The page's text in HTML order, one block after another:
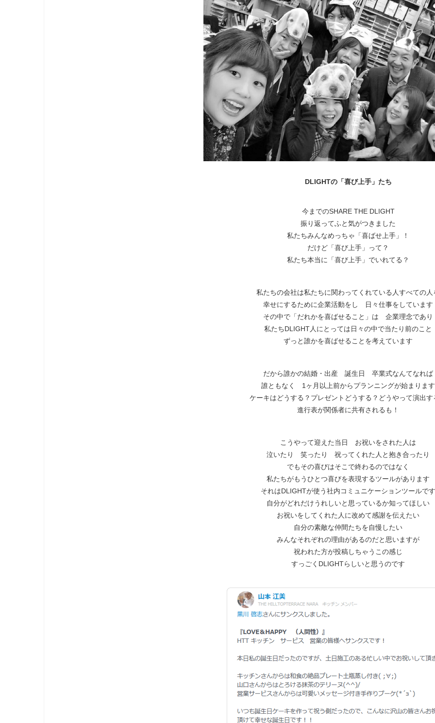
DLIGHTの「喜び上手」たち
今までのSHARE THE DLIGHT
振り返ってふと気がつきました
私たちみんなめっちゃ「喜ばせ上手」！
だけど「喜び上手」って？
私たち本当に「喜び上手」でいれてる？
私たちの会社は私たちに関わってくれている人すべての人
幸せにするために企業活動をし 日々仕事をしています
その中で「だれかを喜ばせること」は 企業理念であり
私たちDLIGHT人にとっては日々の中で当たり前のこと
ずっと誰かを喜ばせることを考えています
だから誰かの結婚・出産 誕生日 卒業式なんてなれば
誰ともなく 1ヶ月以上前からプランニングが始まります
ケーキはどうする？プレゼントどうする？どうやって演出す
進行表が関係者に共有されるも！
こうやって迎えた当日 お祝いをされた人は
泣いたり 笑ったり 祝ってくれた人と抱き合ったり
でもその喜びはそこで終わるのではなく
私たちがもうひとつ喜びを表現するツールがあります
それはDLIGHTが使う社内コミュニケーションツールです
自分がどれだけうれしいと思っているか知ってほしい
お祝いをしてくれた人に改めて感謝を伝えたい
自分の素敵な仲間たちを自慢したい
みんなそれぞれの理由があるのだと思いますが
祝われた方が投稿しちゃうこの感じ
すっごくDLIGHTらしいと思うのです